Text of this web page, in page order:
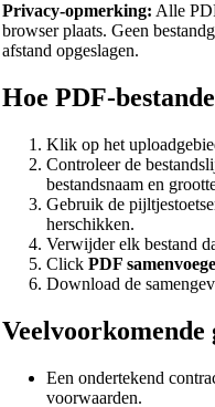
Privacy-opmerking: Alle
browser plaats. Geen
afstand opgeslagen.
Hoe PDF-
Klik op het
Controleer de
bestandsnaam en
Gebruik de
herschikken.
Verwijder elk bestand
Click PDF
Download de
Een ondertekend
voorwaarden.